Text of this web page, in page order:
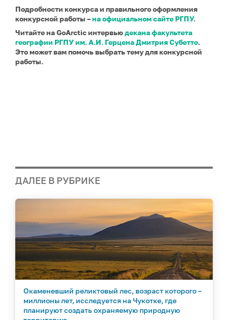
Подробности конкурса и правильного оформления
конкурсной работы –на официальном сайте РГПУ.
Читайте на GoArctic интервьюдекана факультета
географии РГПУ им. А.И. Герцена Дмитрия Субетто.
Это может вам помочь выбрать тему для конкурсной
работы.
ДАЛЕЕ В РУБРИКЕ
Окаменевший реликтовый лес, возраст которого –
миллионы лет, исследуется на Чукотке, где
планируют создать охраняемую природную